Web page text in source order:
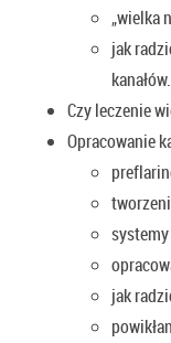
„wielka
jak
kanałów.
Czy leczenie
Opracowanie
jak